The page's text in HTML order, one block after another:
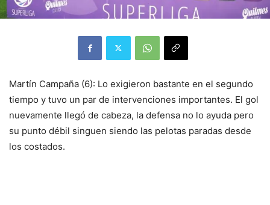
Martín Campaña (6): Lo exigieron bastante en el segundo
tiempo y tuvo un par de intervenciones importantes. El gol
nuevamente llegó de cabeza, la defensa no lo ayuda pero
su punto débil singuen siendo las pelotas paradas desde
los costados.